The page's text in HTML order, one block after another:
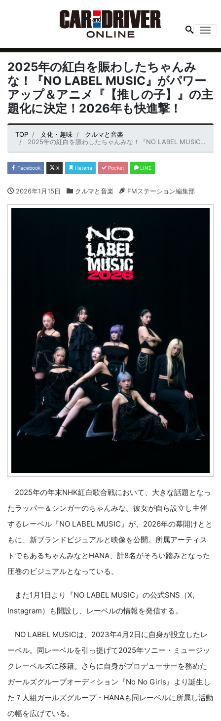
2025年の紅白を賑わしたちゃんみ
な！『NO LABEL MUSIC』がパワー
アップ＆アニメ『【推しの子】』の主
題化に決定！2026年も快進撃！
TOP 文化・趣味
クルマと音楽
2025年の紅白を賑わしたちゃんみな！『NO LABEL MUSIC』がパワーアップ＆アニメ『【推しの子】』の主題化に決定！2026年も快進撃！
Facebook X Hatena Pocket LINE
2026年1月15日 クルマと音楽 FMステーション編集部
2025年の年末NHK紅白歌合戦において、大きな話題となっ
たラッパー＆シンガーのちゃんみな。彼女が自ら設立し主催
するレーベル『NO LABEL MUSIC』が、2026年の幕開けとと
もに、新ブランドビジュアルと映像を公開。所属アーティス
トでもあるちゃんみなとHANA、計8名がそろい踏みとなった
圧巻のビジュアルとなっている。
また1月1日より『NO LABEL MUSIC』の公式SNS（X,
Instagram）も開設し、レーベルの情報を発信する。
NO LABEL MUSICは、2023年4月2日に自身が設立したレ
ーベル。同レーベルを引っ提げて2025年ソニー・ミュージッ
クレーベルズに移籍。さらに自身がプロデューサーを務めた
ガールズグループオーディション『No No Girls』より誕生し
た７人組ガールズグループ・HANAも同レーベルに所属し活動
の幅を広げている。